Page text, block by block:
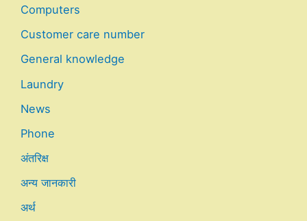
Computers
Customer care number
General knowledge
Laundry
News
Phone
अंतरिक्ष
अन्य जानकारी
अर्थ